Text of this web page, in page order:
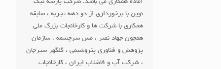
نوین با برخورداری از دو دهه تجربه ، سابقه
همکاری با شرکت ها و کارخانجات بزرگ ملی
همچون جهاد نصر ، مس سرچشمه ، سازمان
پژوهش و فناوری پتروشیمی ، گلگهر سیرجان
، شرکت آب و فاضلاب ایران ، کارخانجات